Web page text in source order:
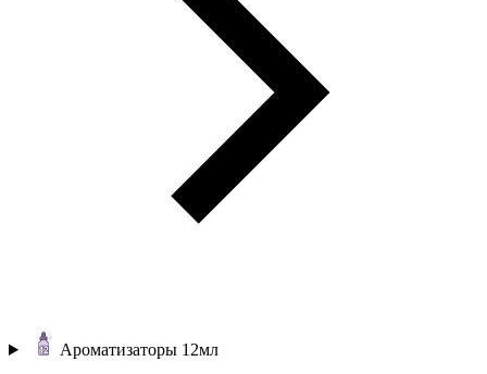
Ароматизаторы 12мл